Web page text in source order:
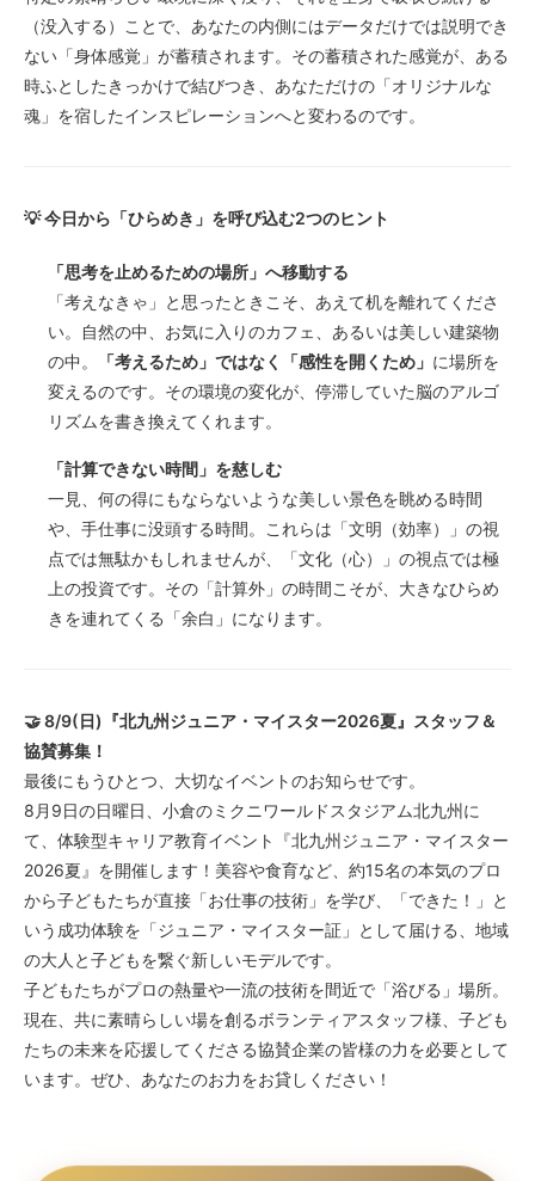
（没入する）ことで、あなたの内側にはデータだけでは説明でき
ない「身体感覚」が蓄積されます。その蓄積された感覚が、ある
時ふとしたきっかけで結びつき、あなただけの「オリジナルな
魂」を宿したインスピレーションへと変わるのです。
💡 今日から「ひらめき」を呼び込む2つのヒント
「思考を止めるための場所」へ移動する
「考えなきゃ」と思ったときこそ、あえて机を離れてくださ
い。自然の中、お気に入りのカフェ、あるいは美しい建築物
の中。
「考えるため」ではなく「感性を開くため」 に場所を
変えるのです。その環境の変化が、停滞していた脳のアルゴ
リズムを書き換えてくれます。
「計算できない時間」を慈しむ
一見、何の得にもならないような美しい景色を眺める時間
や、手仕事に没頭する時間。これらは「文明（効率）」の視
点では無駄かもしれませんが、「文化（心）」の視点では極
上の投資です。その「計算外」の時間こそが、大きなひらめ
きを連れてくる「余白」になります。
🤝 8/9(日)『北九州ジュニア・マイスター2026夏』スタッフ＆
協賛募集！
最後にもうひとつ、大切なイベントのお知らせです。
8月9日の日曜日、小倉のミクニワールドスタジアム北九州に
て、体験型キャリア教育イベント『北九州ジュニア・マイスター
2026夏』を開催します！美容や食育など、約15名の本気のプロ
から子どもたちが直接「お仕事の技術」を学び、「できた！」と
いう成功体験を「ジュニア・マイスター証」として届ける、地域
の大人と子どもを繋ぐ新しいモデルです。
子どもたちがプロの熱量や一流の技術を間近で「浴びる」場所。
現在、共に素晴らしい場を創るボランティアスタッフ様、子ども
たちの未来を応援してくださる協賛企業の皆様の力を必要として
います。ぜひ、あなたのお力をお貸しください！
📢 7/12(日)『福岡おもしろお仕事体験』in 赤煉瓦文
机の上で電卓を叩くように、考えていませんか？
脳をハックする、肉体の移動
没入の先に、唯一無二の答えがある
💡 今日から「ひらめき」を呼び込む2つのヒント
🤝 8/9(日)『北九州ジュニア・マイスター2026夏』
スタッフ＆協賛募集！